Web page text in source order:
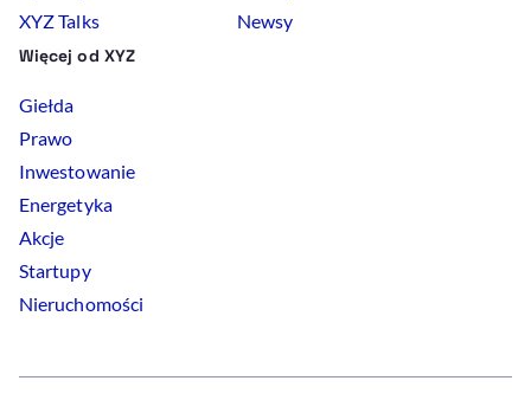
XYZ Talks
Newsy
Więcej od XYZ
Giełda
Prawo
Inwestowanie
Energetyka
Akcje
Startupy
Nieruchomości